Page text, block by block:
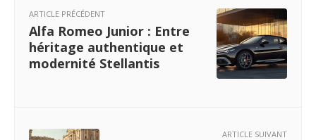
ARTICLE PRÉCÉDENT
Alfa Romeo Junior : Entre
héritage authentique et
modernité Stellantis
ARTICLE SUIVANT